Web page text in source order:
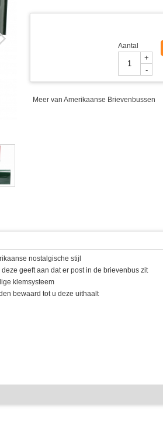
Aantal
+
-
Meer van Amerikaanse Brievenbussen
nostalgische stijl
geeft aan dat er post in de brievenbus zit
klemsysteem
bewaard tot u deze uithaalt